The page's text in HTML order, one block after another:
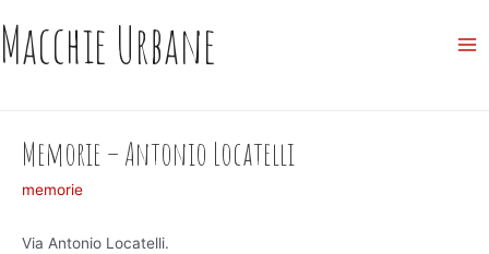
to
content
Macchie Urbane
Memorie – Antonio Locatelli
memorie
Via Antonio Locatelli.